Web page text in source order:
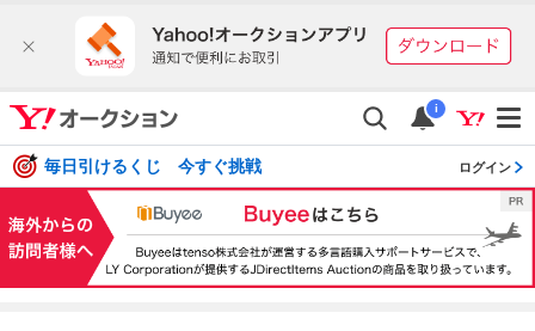
i
毎日引けるくじ 今すぐ挑戦 ログイン